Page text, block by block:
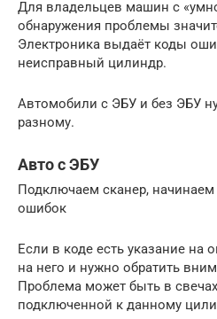
Для владельцев машин с
обнаружения проблемы
Электроника выдаёт коды
неисправный цилиндр.
Автомобили с ЭБУ и без ЭБУ
разному.
Авто с ЭБУ
Подключаем сканер,
ошибок
Если в коде есть указание на
на него и нужно обратить
Проблема может быть в
подключенной к данному